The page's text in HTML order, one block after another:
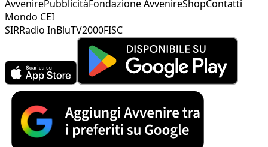
AvvenirePubblicitàFondazione AvvenireShopContatti
Mondo CEI
SIRRadio InBluTV2000FISC